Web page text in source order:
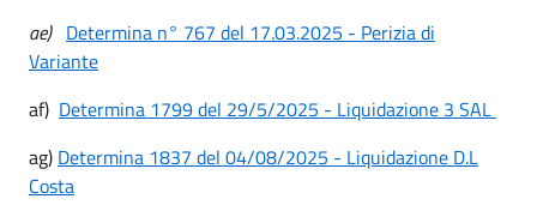
ae) Determina n° 767 del 17.03.2025 - Perizia di
Variante
af) Determina 1799 del 29/5/2025 - Liquidazione 3 SAL
ag) Determina 1837 del 04/08/2025 - Liquidazione D.L
Costa